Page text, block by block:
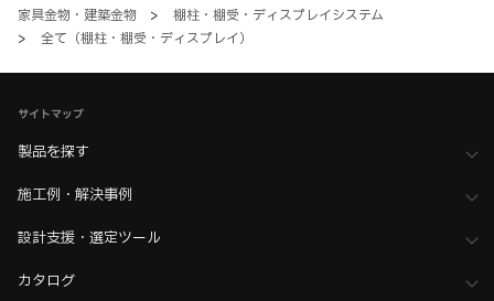
家具金物・建築金物
>
棚柱・棚受・ディスプレイシステム
>
全て（棚柱・棚受・ディスプレイ）
サイトマップ
製品を探す
施工例・解決事例
設計支援・選定ツール
カタログ